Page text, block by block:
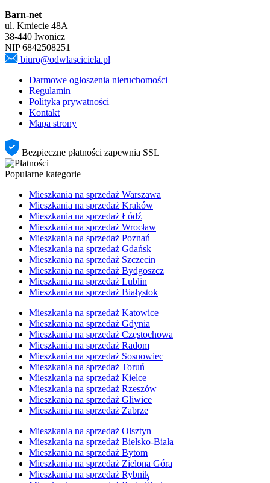
Barn-net
ul. Kmiecie 48A
38-440 Iwonicz
NIP 6842508251
biuro@odwlasciciela.pl
Darmowe ogłoszenia nieruchomości
Regulamin
Polityka prywatności
Kontakt
Mapa strony
Bezpieczne płatności zapewnia SSL
Popularne kategorie
Mieszkania na sprzedaż Warszawa
Mieszkania na sprzedaż Kraków
Mieszkania na sprzedaż Łódź
Mieszkania na sprzedaż Wrocław
Mieszkania na sprzedaż Poznań
Mieszkania na sprzedaż Gdańsk
Mieszkania na sprzedaż Szczecin
Mieszkania na sprzedaż Bydgoszcz
Mieszkania na sprzedaż Lublin
Mieszkania na sprzedaż Białystok
Mieszkania na sprzedaż Katowice
Mieszkania na sprzedaż Gdynia
Mieszkania na sprzedaż Częstochowa
Mieszkania na sprzedaż Radom
Mieszkania na sprzedaż Sosnowiec
Mieszkania na sprzedaż Toruń
Mieszkania na sprzedaż Kielce
Mieszkania na sprzedaż Rzeszów
Mieszkania na sprzedaż Gliwice
Mieszkania na sprzedaż Zabrze
Mieszkania na sprzedaż Olsztyn
Mieszkania na sprzedaż Bielsko-Biała
Mieszkania na sprzedaż Bytom
Mieszkania na sprzedaż Zielona Góra
Mieszkania na sprzedaż Rybnik